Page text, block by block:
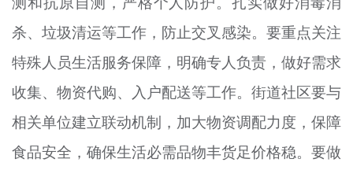
杀、垃圾清运等工作，防止交叉感染。要重点关注
特殊人员生活服务保障，明确专人负责，做好需求
收集、物资代购、入户配送等工作。街道社区要与
相关单位建立联动机制，加大物资调配力度，保障
食品安全，确保生活必需品物丰货足价格稳。要做